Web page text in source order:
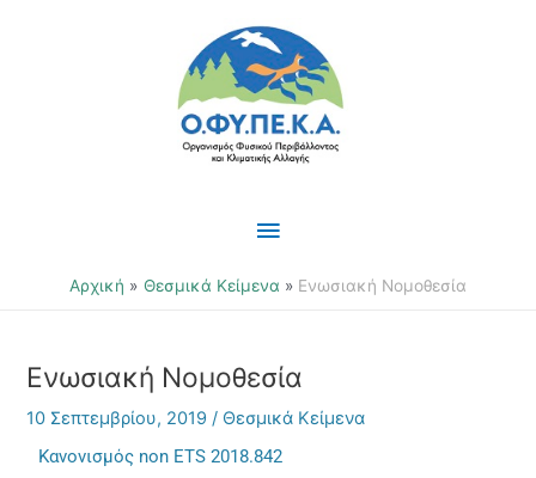
Κύριο
Μενού
Αρχική Θεσμικά Κείμενα Ενωσιακή Νομοθεσία
Ενωσιακή Νομοθεσία
10 Σεπτεμβρίου, 2019/ Θεσμικά Κείμενα
Κανονισμός non ETS 2018.842